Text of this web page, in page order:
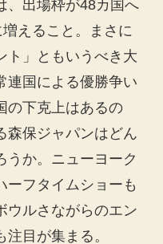
、出場枠が48カ国へ
えること。まさに
ト」ともいうべき大
連国による優勝争い
の下克上はあるの
森保ジャパンはどん
うか。ニューヨーク
ーフタイムショーも
ウルさながらのエン
目が集まる。